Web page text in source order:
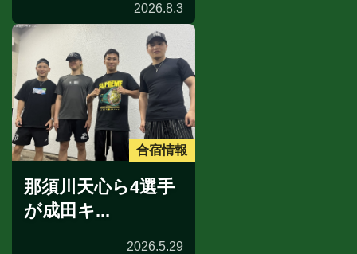
2026.8.3
合宿情報
那須川天心ら4選手
が成田キ...
2026.5.29